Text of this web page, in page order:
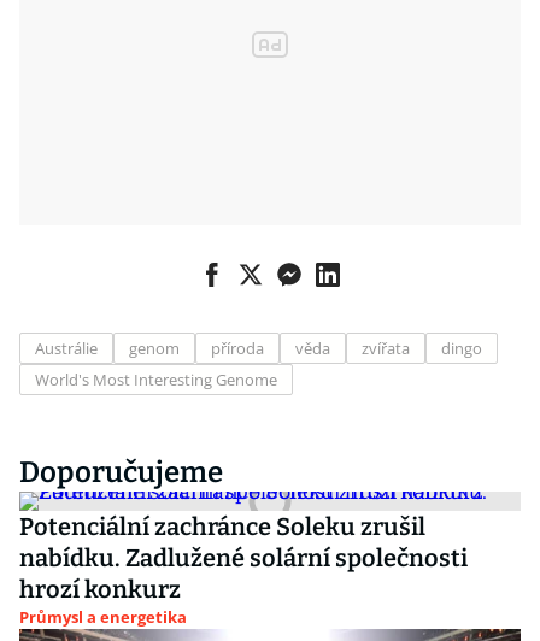
Austrálie genom příroda věda zvířata
dingo
World's Most Interesting Genome
Doporučujeme
Potenciální zachránce Soleku zrušil
nabídku. Zadlužené solární společnosti
hrozí konkurz
Průmysl a energetika